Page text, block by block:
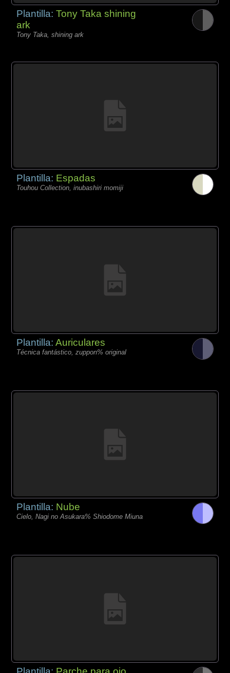
Plantilla:Tony Taka shining
ark
Tony Taka, shining ark
Plantilla: Espadas
Touhou Collection, inubashiri momiji
Plantilla:Auriculares
Técnica fantástico, zuppon% original
Plantilla: Nube
Cielo, Nagi no Asukara% Shiodome Miuna